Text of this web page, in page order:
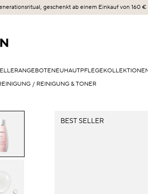
geschenkt ab einem Einkauf von 160 €
ANGEBOTENEUHAUTPFLEGE
/ REINIGUNG & TONER
BEST SELLER